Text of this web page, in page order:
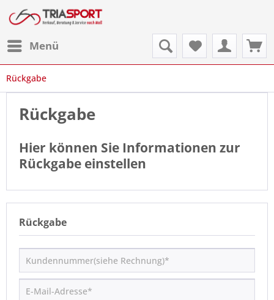
Menü
Rückgabe
Rückgabe
Hier können Sie Informationen zur
Rückgabe einstellen
Rückgabe